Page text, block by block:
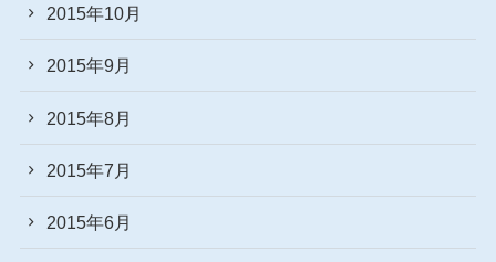
2015年10月
2015年9月
2015年8月
2015年7月
2015年6月